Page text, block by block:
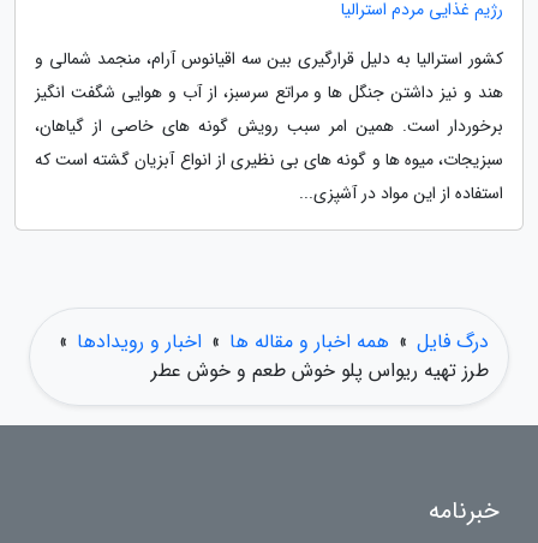
رژیم غذایی مردم استرالیا
کشور استرالیا به دلیل قرارگیری بین سه اقیانوس آرام، منجمد شمالی و
هند و نیز داشتن جنگل ها و مراتع سرسبز، از آب و هوایی شگفت انگیز
برخوردار است. همین امر سبب رویش گونه های خاصی از گیاهان،
سبزیجات، میوه ها و گونه های بی نظیری از انواع آبزیان گشته است که
استفاده از این مواد در آشپزی...
درگ فایل » همه اخبار و مقاله ها » اخبار و رویدادها »
طرز تهیه ریواس پلو خوش طعم و خوش عطر
خبرنامه